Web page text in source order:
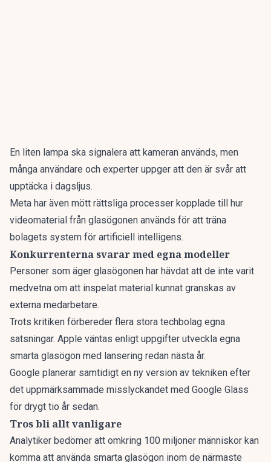
En liten lampa ska signalera att kameran används, men
många användare och experter uppger att den är svår att
upptäcka i dagsljus.
Meta har även mött rättsliga processer kopplade till hur
videomaterial från glasögonen används för att träna
bolagets system för artificiell intelligens.
Konkurrenterna svarar med egna modeller
Personer som äger glasögonen har hävdat att de inte varit
medvetna om att inspelat material kunnat granskas av
externa medarbetare.
Trots kritiken förbereder flera stora techbolag egna
satsningar. Apple väntas enligt uppgifter utveckla egna
smarta glasögon med lansering redan nästa år.
Google planerar samtidigt en ny version av tekniken efter
det uppmärksammade misslyckandet med Google Glass
för drygt tio år sedan.
Tros bli allt vanligare
Analytiker bedömer att omkring 100 miljoner människor kan
komma att använda smarta glasögon inom de närmaste